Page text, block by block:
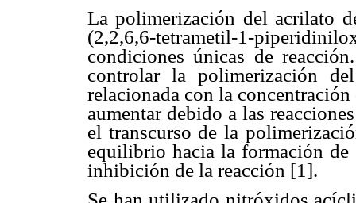
La polimerización del acrilato
(2,2,6,6-tetrametil-1-
condiciones únicas de
controlar la polimerización
relacionada con la
aumentar debido a las
el transcurso de la
equilibrio hacia la formación de
inhibición de la reacción [1].